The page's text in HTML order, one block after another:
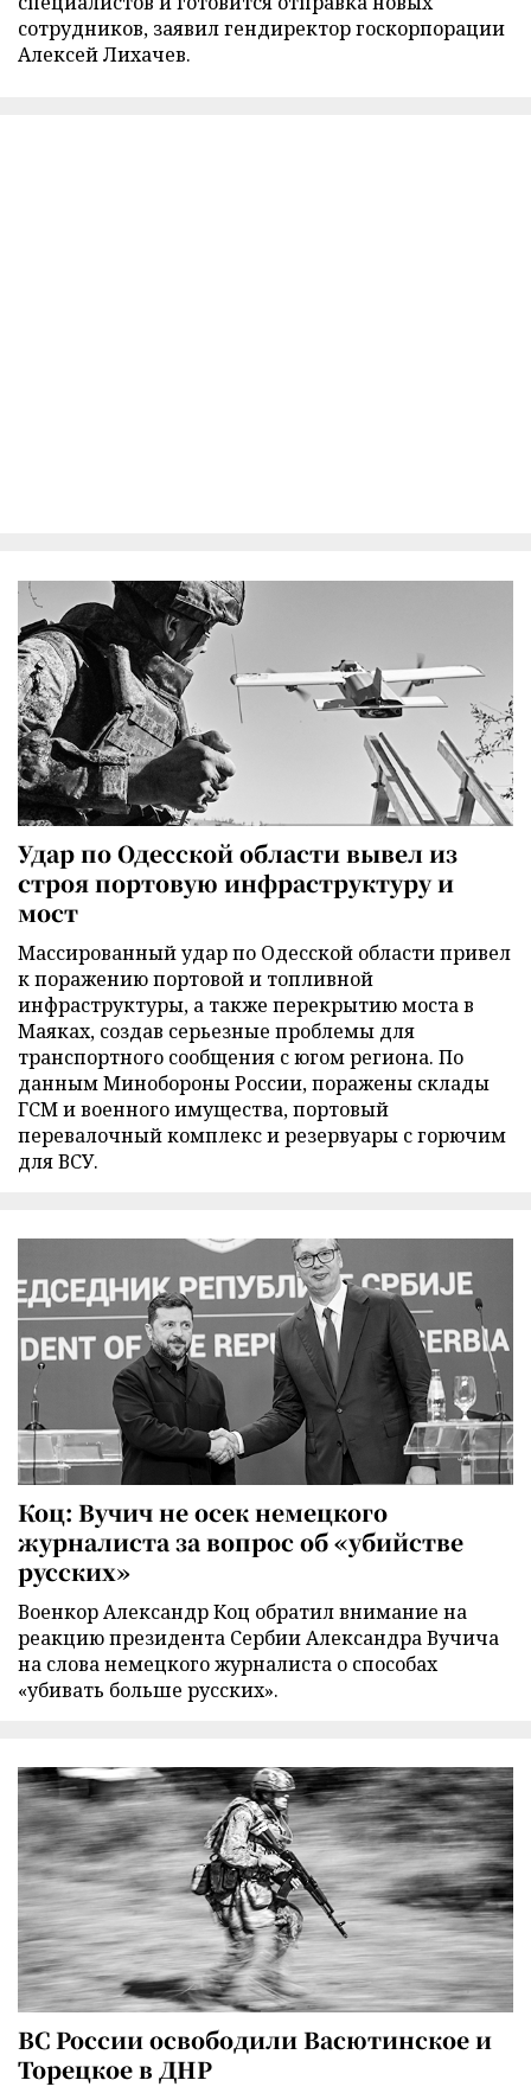
сотрудников, заявил гендиректор госкорпорации
Алексей Лихачев.
Удар по Одесской области вывел из
строя портовую инфраструктуру и
мост
Массированный удар по Одесской области привел
к поражению портовой и топливной
инфраструктуры, а также перекрытию моста в
Маяках, создав серьезные проблемы для
транспортного сообщения с югом региона. По
данным Минобороны России, поражены склады
ГСМ и военного имущества, портовый
перевалочный комплекс и резервуары с горючим
для ВСУ.
Коц: Вучич не осек немецкого
журналиста за вопрос об «убийстве
русских»
Военкор Александр Коц обратил внимание на
реакцию президента Сербии Александра Вучича
на слова немецкого журналиста о способах
«убивать больше русских».
ВС России освободили Васютинское и
Торецкое в ДНР